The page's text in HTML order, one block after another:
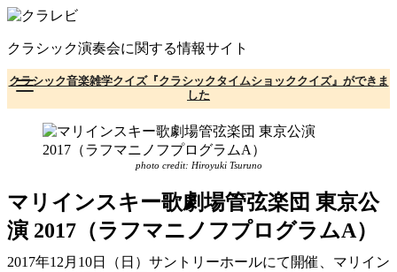
コ
テ
ン
ツ
へ
クラシック演奏会に関する情報サイト
クラシック音楽雑学クイズ『クラシックタイムショッククイズ』ができま
した
photo credit: Hiroyuki Tsuruno
マリインスキー歌劇場管弦楽団 東京公
演 2017（ラフマニノフプログラムA）
2017年12月10日（日）サントリーホールにて開催、マリイン